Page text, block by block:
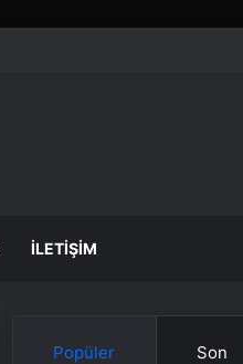
İLETIŞIM
Popüler Son